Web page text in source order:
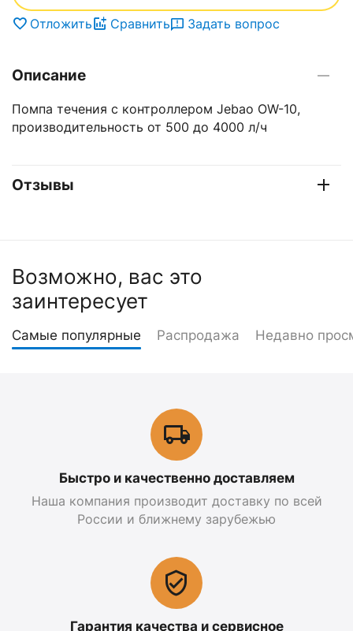
Отложить Сравнить Задать вопрос
Описание
Помпа течения с контроллером Jebao OW-10,
производительность от 500 до 4000 л/ч
Отзывы
Возможно, вас это
заинтересует
Самые популярные Распродажа Недавно
Быстро и качественно доставляем
Наша компания производит доставку по всей
России и ближнему зарубежью
Гарантия качества и сервисное